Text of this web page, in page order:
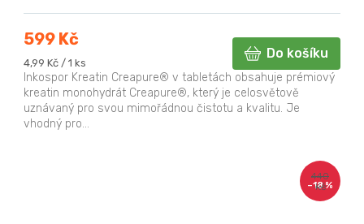
599 Kč
Měrná
cena:
4,99 Kč / 1 ks
Do košíku
Inkospor Kreatin Creapure® v tabletách obsahuje prémiový
kreatin monohydrát Creapure®, který je celosvětově
uznávaný pro svou mimořádnou čistotu a kvalitu. Je
vhodný pro...
440
Kč
–18 %